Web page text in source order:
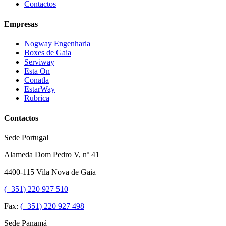
Contactos
Empresas
Nogway Engenharia
Boxes de Gaia
Serviway
Esta On
Conatla
EstarWay
Rubrica
Contactos
Sede Portugal
Alameda Dom Pedro V, nº 41
4400-115 Vila Nova de Gaia
(+351) 220 927 510
Fax: (+351) 220 927 498
Sede Panamá